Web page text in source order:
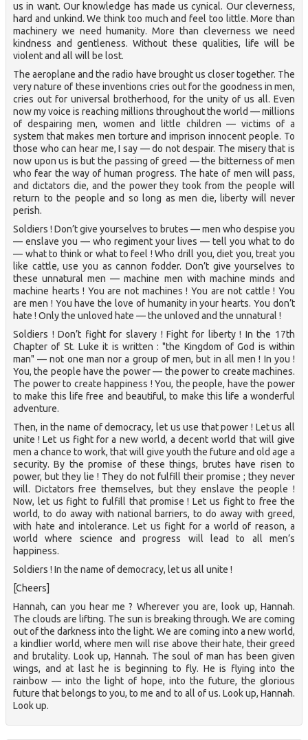
us in want. Our knowledge has made us cynical. Our cleverness,
hard and unkind. We think too much and feel too little. More than
machinery we need humanity. More than cleverness we need
kindness and gentleness. Without these qualities, life will be
violent and all will be lost.
The aeroplane and the radio have brought us closer together. The
very nature of these inventions cries out for the goodness in men,
cries out for universal brotherhood, for the unity of us all. Even
now my voice is reaching millions throughout the world — millions
of despairing men, women and little children — victims of a
system that makes men torture and imprison innocent people. To
those who can hear me, I say — do not despair. The misery that is
now upon us is but the passing of greed — the bitterness of men
who fear the way of human progress. The hate of men will pass,
and dictators die, and the power they took from the people will
return to the people and so long as men die, liberty will never
perish.
Soldiers ! Don’t give yourselves to brutes — men who despise you
— enslave you — who regiment your lives — tell you what to do
— what to think or what to feel ! Who drill you, diet you, treat you
like cattle, use you as cannon fodder. Don’t give yourselves to
these unnatural men — machine men with machine minds and
machine hearts ! You are not machines ! You are not cattle ! You
are men ! You have the love of humanity in your hearts. You don’t
hate ! Only the unloved hate — the unloved and the unnatural !
Soldiers ! Don’t fight for slavery ! Fight for liberty ! In the 17th
Chapter of St. Luke it is written : "the Kingdom of God is within
man" — not one man nor a group of men, but in all men ! In you !
You, the people have the power — the power to create machines.
The power to create happiness ! You, the people, have the power
to make this life free and beautiful, to make this life a wonderful
adventure.
Then, in the name of democracy, let us use that power ! Let us all
unite ! Let us fight for a new world, a decent world that will give
men a chance to work, that will give youth the future and old age a
security. By the promise of these things, brutes have risen to
power, but they lie ! They do not fulfill their promise ; they never
will. Dictators free themselves, but they enslave the people !
Now, let us fight to fulfill that promise ! Let us fight to free the
world, to do away with national barriers, to do away with greed,
with hate and intolerance. Let us fight for a world of reason, a
world where science and progress will lead to all men’s
happiness.
Soldiers ! In the name of democracy, let us all unite !
[Cheers]
Hannah, can you hear me ? Wherever you are, look up, Hannah.
The clouds are lifting. The sun is breaking through. We are coming
out of the darkness into the light. We are coming into a new world,
a kindlier world, where men will rise above their hate, their greed
and brutality. Look up, Hannah. The soul of man has been given
wings, and at last he is beginning to fly. He is flying into the
rainbow — into the light of hope, into the future, the glorious
future that belongs to you, to me and to all of us. Look up, Hannah.
Look up.